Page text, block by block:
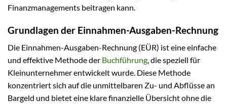
Finanzmanagements beitragen kann.
Grundlagen der Einnahmen-Ausgaben-Rechnung
Die Einnahmen-Ausgaben-Rechnung (EÜR) ist eine einfache
und effektive Methode der Buchführung, die speziell für
Kleinunternehmer entwickelt wurde. Diese Methode
konzentriert sich auf die unmittelbaren Zu- und Abflüsse an
Bargeld und bietet eine klare finanzielle Übersicht ohne die